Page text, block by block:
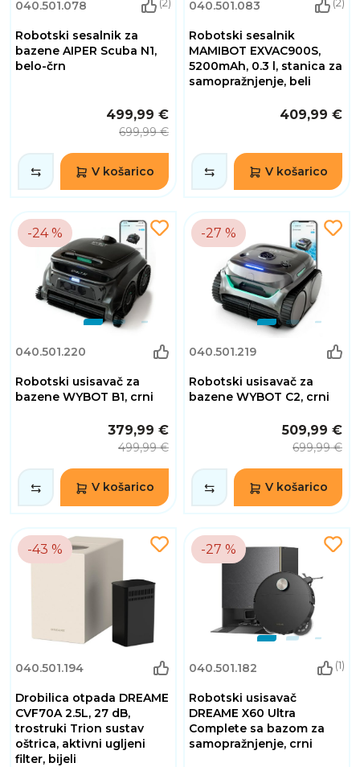
040.501.078 (2)
Robotski sesalnik za
bazene AIPER Scuba N1,
belo-črn
499,99 €
699,99 €
V košarico
040.501.083 (2)
Robotski sesalnik
MAMIBOT EXVAC900S,
5200mAh, 0.3 l, stanica za
samopražnjenje, beli
409,99 €
V košarico
-24 %
040.501.220
Robotski usisavač za
bazene WYBOT B1, crni
379,99 €
499,99 €
V košarico
-27 %
040.501.219
Robotski usisavač za
bazene WYBOT C2, crni
509,99 €
699,99 €
V košarico
-43 %
040.501.194
Drobilica otpada DREAME
CVF70A 2.5L, 27 dB,
trostruki Trion sustav
oštrica, aktivni ugljeni
filter, bijeli
-27 %
040.501.182 (1)
Robotski usisavač
DREAME X60 Ultra
Complete sa bazom za
samopražnjenje, crni